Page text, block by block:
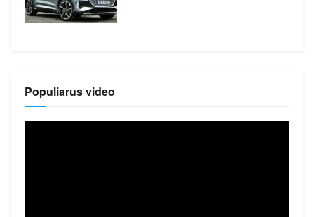
Populiarus video